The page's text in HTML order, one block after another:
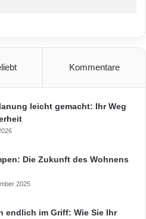
Kommentare
leicht gemacht: Ihr Weg
Die Zukunft des Wohnens
2025
endlich im Griff: Wie Sie Ihr